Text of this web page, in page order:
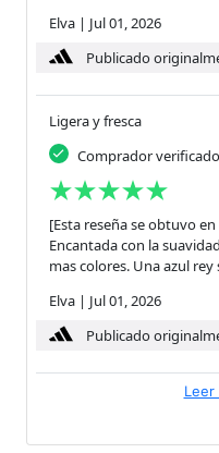
Elva | Jul 01, 2026
Publicado
Ligera y fresca
Comprador verificado
[Esta reseña se obtuvo
Encantada con la
mas colores. Una azul rey
Elva | Jul 01, 2026
Publicado
Leer